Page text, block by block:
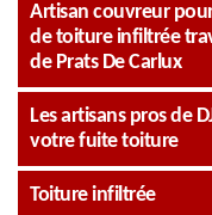
Artisan couvreur
de toiture infiltrée
de Prats De Carlux
Les artisans pros de
votre fuite toiture
Toiture infiltrée